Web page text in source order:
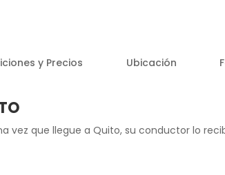
y Precios Ubicación
vez que llegue a Quito, su conductor lo